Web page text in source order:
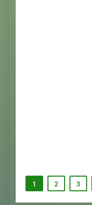
1 2 3